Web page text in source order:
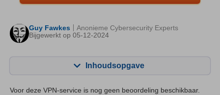
Guy Fawkes
Bijgewerkt op 05-12-2024
Anonieme Cybersecurity Experts
Inhoudsopgave
Voor deze VPN-service is nog geen beoordeling beschikbaar.